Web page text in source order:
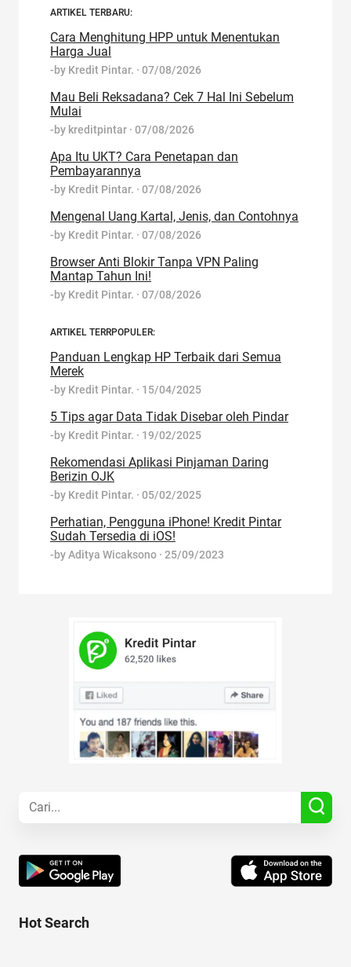
ARTIKEL TERBARU:
Cara Menghitung HPP untuk Menentukan
Harga Jual
-by Kredit Pintar. · 07/08/2026
Mau Beli Reksadana? Cek 7 Hal Ini Sebelum
Mulai
-by kreditpintar · 07/08/2026
Apa Itu UKT? Cara Penetapan dan
Pembayarannya
-by Kredit Pintar. · 07/08/2026
Mengenal Uang Kartal, Jenis, dan Contohnya
-by Kredit Pintar. · 07/08/2026
Browser Anti Blokir Tanpa VPN Paling
Mantap Tahun Ini!
-by Kredit Pintar. · 07/08/2026
ARTIKEL TERRPOPULER:
Panduan Lengkap HP Terbaik dari Semua
Merek
-by Kredit Pintar. · 15/04/2025
5 Tips agar Data Tidak Disebar oleh Pindar
-by Kredit Pintar. · 19/02/2025
Rekomendasi Aplikasi Pinjaman Daring
Berizin OJK
-by Kredit Pintar. · 05/02/2025
Perhatian, Pengguna iPhone! Kredit Pintar
Sudah Tersedia di iOS!
-byAditya Wicaksono · 25/09/2023
Hot Search